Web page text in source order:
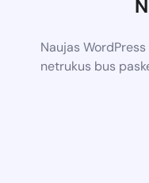
Naujas
netrukus bus